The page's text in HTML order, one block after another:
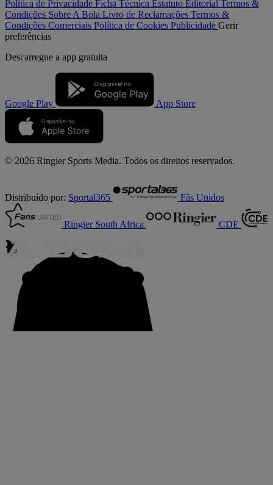
Política de Privacidade Ficha Técnica Estatuto Editorial Termos &
Condições Sobre A Bola Livro de Reclamações Termos &
Condições Comerciais Política de Cookies Publicidade Gerir
preferências
Descarregue a app gratuita
Google Play App Store
© 2026 Ringier Sports Media. Todos os direitos reservados.
Distribuído por: Sportal365 Fãs Unidos
Ringier South Africa CDE